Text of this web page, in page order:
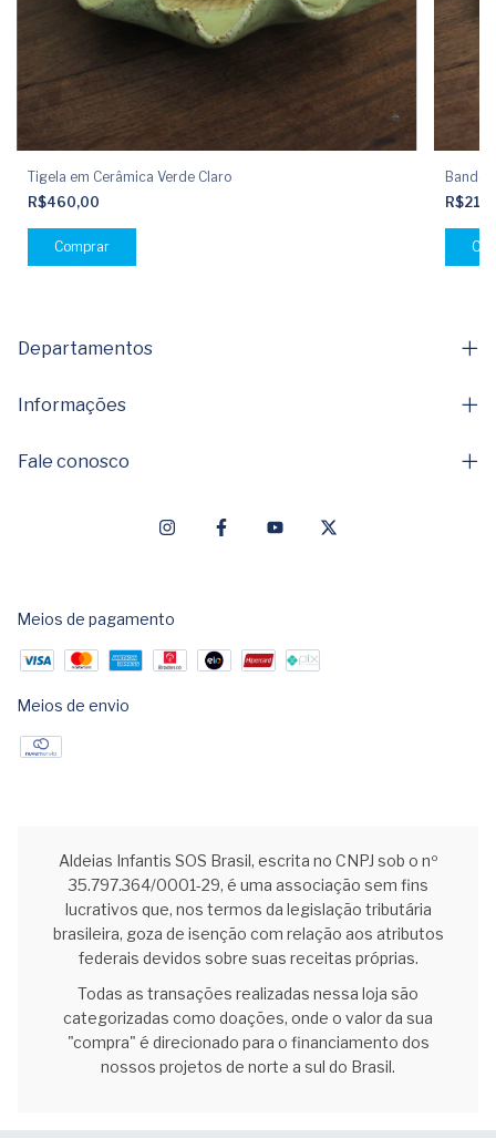
Tigela em Cerâmica Verde Claro
R$460,00
Departamentos
Informações
Fale conosco
Meios de pagamento
Meios de envio
Aldeias Infantis SOS Brasil, escrita no CNPJ sob o nº
35.797.364/0001-29, é uma associação sem fins
lucrativos que, nos termos da legislação tributária
brasileira, goza de isenção com relação aos atributos
federais devidos sobre suas receitas próprias.
Todas as transações realizadas nessa loja são
categorizadas como doações, onde o valor da sua
"compra" é direcionado para o financiamento dos
nossos projetos de norte a sul do Brasil.